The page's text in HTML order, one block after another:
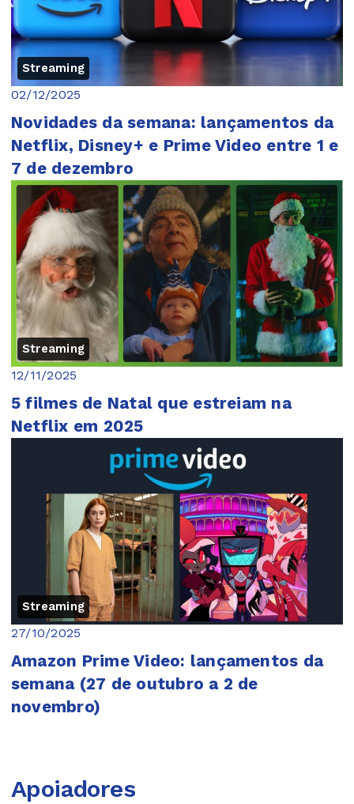
Streaming
02/12/2025
Novidades da semana: lançamentos da
Netflix, Disney+ e Prime Video entre 1 e
7 de dezembro
Streaming
12/11/2025
5 filmes de Natal que estreiam na
Netflix em 2025
Streaming
27/10/2025
Amazon Prime Video: lançamentos da
semana (27 de outubro a 2 de
novembro)
Apoiadores